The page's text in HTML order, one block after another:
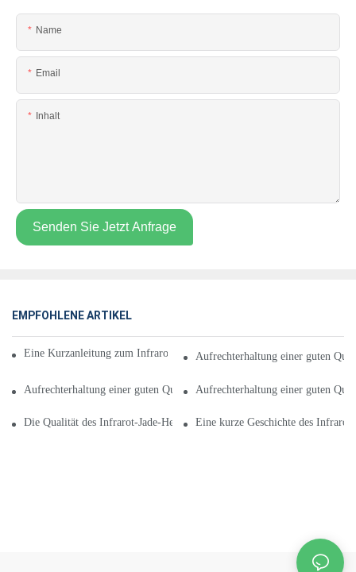
Name
Email
Inhalt
Senden Sie Jetzt Anfrage
EMPFOHLENE ARTIKEL
Eine Kurzanleitung zum Infrarot-Jade-Heizkissen für die Industrie
Aufrechterhaltung einer guten
Aufrechterhaltung einer guten Qualität des Infrarot-Jade-Heizkissens
Aufrechterhaltung einer guten
Die Qualität des Infrarot-Jade-Heizkissens wird von welchen Faktoren
Eine kurze Geschichte des Infrarot-